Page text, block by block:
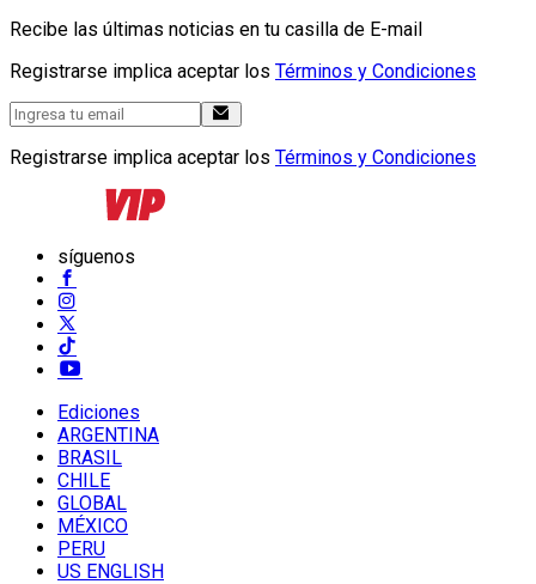
Recibe las últimas noticias en tu casilla de E-mail
Registrarse implica aceptar los Términos y Condiciones
Registrarse implica aceptar los Términos y Condiciones
síguenos
Ediciones
ARGENTINA
BRASIL
CHILE
GLOBAL
MÉXICO
PERU
US ENGLISH